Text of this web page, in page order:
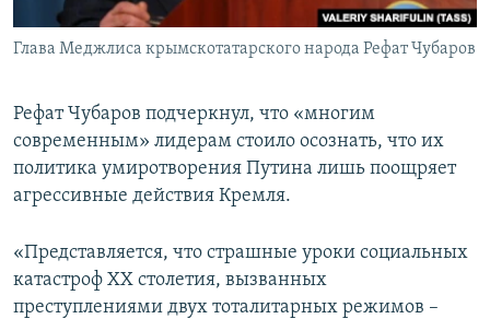
Глава Меджлиса крымскотатарского народа Рефат Чубаров
Рефат Чубаров подчеркнул, что «многим
современным» лидерам стоило осознать, что их
политика умиротворения Путина лишь поощряет
агрессивные действия Кремля.
«Представляется, что страшные уроки социальных
катастроф ХХ столетия, вызванных
преступлениями двух тоталитарных режимов –